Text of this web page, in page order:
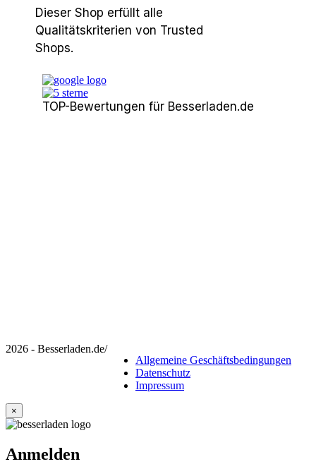
Dieser Shop erfüllt alle
Qualitätskriterien von Trusted
Shops.
TOP-Bewertungen für Besserladen.de
2026 - Besserladen.de/
Allgemeine Geschäftsbedingungen
Datenschutz
Impressum
×
Anmelden